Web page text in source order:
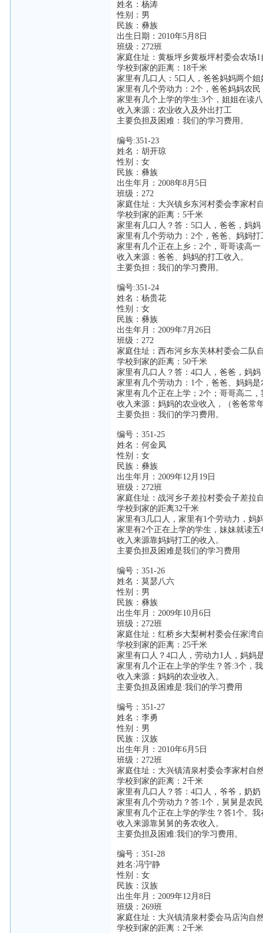
姓名：杨涛
性别：男
民族：彝族
出生日期：2010年5月8日
班级：272班
家庭住址：黄板坪乡黄板坪村委会农场1
学校到家的距离：18千米
家里有几口人：5口人，爸爸妈妈两个姐
家里有几个劳动力：2个，爸爸妈妈农民
家里有几个上学的学生:3个，姐姐在读
收入来源：农业收入及外出打工
主要负担及困难：我们的学习费用。
编号:351-23
姓名：胡开琼
性别：女
民族：彝族
出生年月：2008年8月5日
班级：272
家庭住址：大兴镇乡东河村委会李家村
学校到家的距离：5千米
家里有几口人？答：5口人，爸爸，妈
家里有几个劳动力：2个，爸爸、妈妈打
家里有几个正在上乡：2个，哥哥读高
收入来源：爸爸、妈妈的打工收入。
主要负担：我们的学习费用。
编号:351-24
姓名：杨贵花
性别：女
民族：彝族
出生年月：2009年7月26日
班级：272
家庭住址：西布河乡东关林村委会二队
学校到家的距离：50千米
家里有几口人？答：4口人，爸爸，妈
家里有几个劳动力：1个，爸爸、妈妈是
家里有几个正在上学；2个；哥哥高二
收入来源：妈妈的农业收入，（爸爸常
主要负担：我们的学习费用。
编号：351-25
姓名：何金凤
性别：女
民族：彝族
出生年月：2009年12月19日
班级：272班
家庭住址：战河乡子差拉村委会子差拉
学校到家的距离32千米
家里有3几口人，家里有1个劳动力，妈
家里有2个正在上学的学生，妹妹就读
收入来源靠妈妈打工的收入。
主要负担及困难是我们的学习费用
编号：351-26
姓名：莫瑟八六
性别：男
民族：彝族
出生年月：2009年10月6日
班级：272班
家庭住址：红桥乡大梨树村委会任家湾
学校到家的距离：25千米
家里有口人？4口人，劳动力1人，妈妈
家里有几个正在上学的学生？答:3个，
收入来源：妈妈的农业收入。
主要负担及困难是:我们的学习费用
编号：351-27
姓名：李勇
性别：男
民族：汉族
出生年月：2010年6月5日
班级：272班
家庭住址：大兴镇清泉村委会李家村自
学校到家的距离：2千米
家里有几口人？答：4口人，爷爷，奶
家里有几个劳动力？答:1个，舅舅是农
家里有几个正在上学的学生？答1个。
收入来源靠舅舅的务农收入。
主要负担及困难:我们的学习费用。
编号：351-28
姓名:冯宁静
性别：女
民族：汉族
出生年月：2009年12月8日
班级：269班
家庭住址：大兴镇清泉村委会马店沟自
学校到家的距离：2千米